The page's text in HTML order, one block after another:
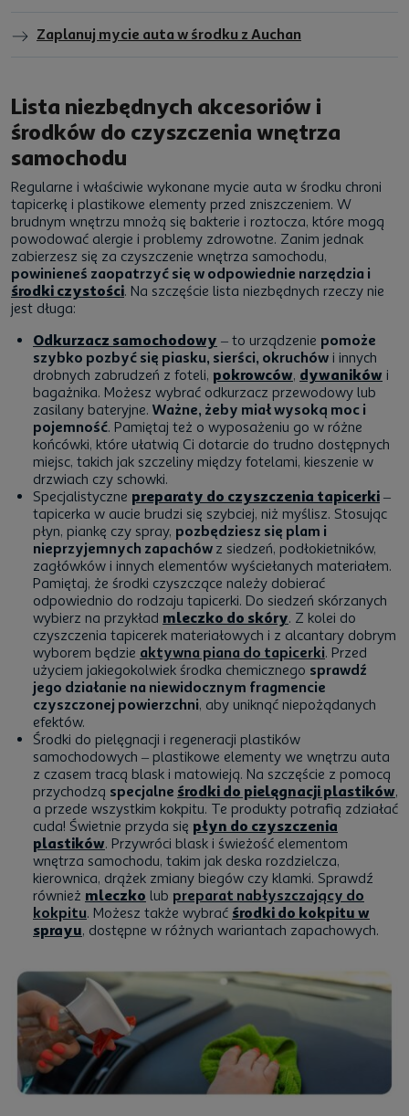
Zaplanuj mycie auta w środku z Auchan
Lista niezbędnych akcesoriów i
środków do czyszczenia wnętrza
samochodu
Regularne i właściwie wykonane mycie auta w środku chroni
tapicerkę i plastikowe elementy przed zniszczeniem. W
brudnym wnętrzu mnożą się bakterie i roztocza, które mogą
powodować alergie i problemy zdrowotne. Zanim jednak
zabierzesz się za czyszczenie wnętrza samochodu,
powinieneś zaopatrzyć się w odpowiednie narzędzia i
środki czystości. Na szczęście lista niezbędnych rzeczy nie
jest długa:
Odkurzacz samochodowy – to urządzenie pomoże
szybko pozbyć się piasku, sierści, okruchów i innych
drobnych zabrudzeń z foteli, pokrowców, dywaników i
bagażnika. Możesz wybrać odkurzacz przewodowy lub
zasilany bateryjne. Ważne, żeby miał wysoką moc i
pojemność. Pamiętaj też o wyposażeniu go w różne
końcówki, które ułatwią Ci dotarcie do trudno dostępnych
miejsc, takich jak szczeliny między fotelami, kieszenie w
drzwiach czy schowki.
Specjalistyczne preparaty do czyszczenia tapicerki –
tapicerka w aucie brudzi się szybciej, niż myślisz. Stosując
płyn, piankę czy spray, pozbędziesz się plam i
nieprzyjemnych zapachów z siedzeń, podłokietników,
zagłówków i innych elementów wyściełanych materiałem.
Pamiętaj, że środki czyszczące należy dobierać
odpowiednio do rodzaju tapicerki. Do siedzeń skórzanych
wybierz na przykład mleczko do skóry. Z kolei do
czyszczenia tapicerek materiałowych i z alcantary dobrym
wyborem będzie aktywna piana do tapicerki. Przed
użyciem jakiegokolwiek środka chemicznego sprawdź
jego działanie na niewidocznym fragmencie
czyszczonej powierzchni, aby uniknąć niepożądanych
efektów.
Środki do pielęgnacji i regeneracji plastików
samochodowych – plastikowe elementy we wnętrzu auta
z czasem tracą blask i matowieją. Na szczęście z pomocą
przychodzą specjalne środki do pielęgnacji plastików,
a przede wszystkim kokpitu. Te produkty potrafią zdziałać
cuda! Świetnie przyda się płyn do czyszczenia
plastików. Przywróci blask i świeżość elementom
wnętrza samochodu, takim jak deska rozdzielcza,
kierownica, drążek zmiany biegów czy klamki. Sprawdź
również mleczko lub preparat nabłyszczający do
kokpitu. Możesz także wybrać środki do kokpitu w
sprayu, dostępne w różnych wariantach zapachowych.